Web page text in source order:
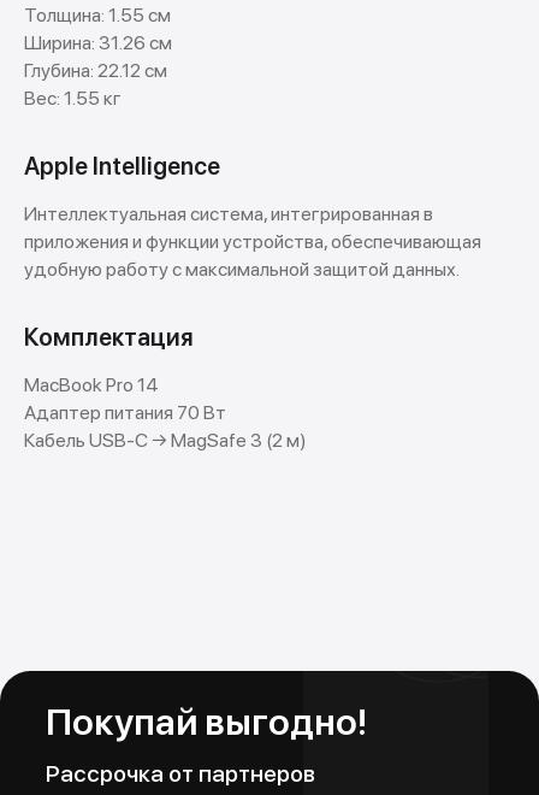
Толщина: 1.55 см
Ширина: 31.26 см
Глубина: 22.12 см
Вес: 1.55 кг
Apple Intelligence
Интеллектуальная система, интегрированная в
приложения и функции устройства, обеспечивающая
удобную работу с максимальной защитой данных.
Комплектация
MacBook Pro 14
Адаптер питания 70 Вт
Кабель USB-C → MagSafe 3 (2 м)